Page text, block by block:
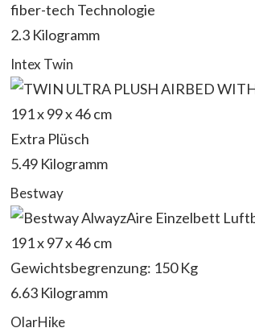
fiber-tech Technologie
2.3 Kilogramm
Intex Twin
191 x 99 x 46 cm
Extra Plüsch
5.49 Kilogramm
Bestway
191 x 97 x 46 cm
Gewichtsbegrenzung: 150 Kg
6.63 Kilogramm
OlarHike